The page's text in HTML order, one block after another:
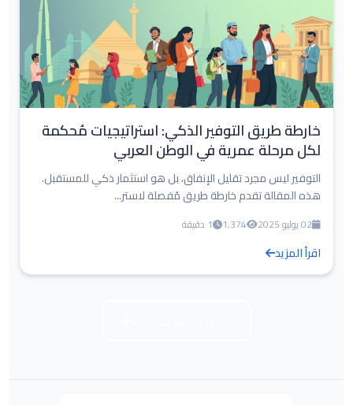
خارطة طريق التوفير الذكي: استراتيجيات مُحكمة
لكل مرحلة عمرية في الوطن العربي
التوفير ليس مجرد تقليل الإنفاق، بل هو استثمار ذكي للمستقبل.
هذه المقالة تقدم خارطة طريق مُفصلة لاستر...
02 يوليو 2025 1,374 1 دقيقة
اقرأ المزيد